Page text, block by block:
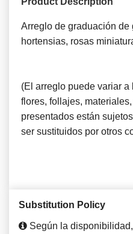
Arreglo de graduación de
hortensias, rosas
(El arreglo puede variar
flores, follajes,
presentados están
ser sustituidos por otros
Substitution Policy
Según la